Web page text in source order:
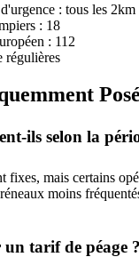
: tous les 2km
: 18
: 112
régulières
ils selon la
fixes, mais certains
moins
un tarif de péage ?